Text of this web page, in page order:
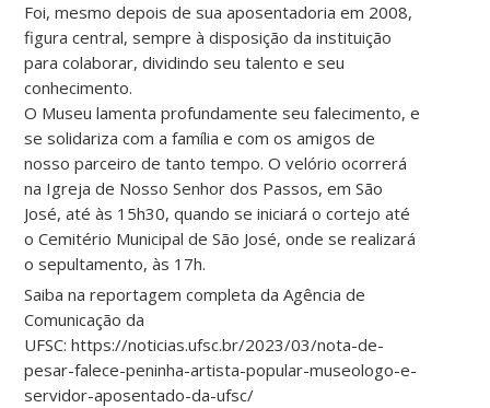
Foi, mesmo depois de sua aposentadoria em 2008,
figura central, sempre à disposição da instituição
para colaborar, dividindo seu talento e seu
conhecimento.
O Museu lamenta profundamente seu falecimento, e
se solidariza com a família e com os amigos de
nosso parceiro de tanto tempo. O velório ocorrerá
na Igreja de Nosso Senhor dos Passos, em São
José, até às 15h30, quando se iniciará o cortejo até
o Cemitério Municipal de São José, onde se realizará
o sepultamento, às 17h.
Saiba na reportagem completa da Agência de
Comunicação da
UFSC: https://noticias.ufsc.br/2023/03/nota-de-
pesar-falece-peninha-artista-popular-museologo-e-
servidor-aposentado-da-ufsc/